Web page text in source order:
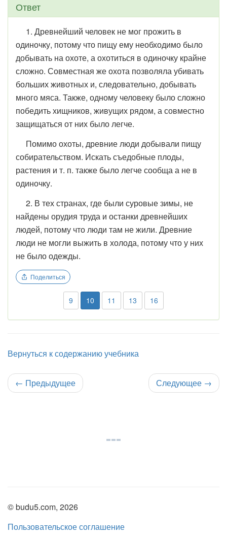
Ответ
1. Древнейший человек не мог прожить в
одиночку, потому что пищу ему необходимо было
добывать на охоте, а охотиться в одиночку крайне
сложно. Совместная же охота позволяла убивать
больших животных и, следовательно, добывать
много мяса. Также, одному человеку было сложно
победить хищников, живущих рядом, а совместно
защищаться от них было легче.
Помимо охоты, древние люди добывали пищу
собирательством. Искать съедобные плоды,
растения и т. п. также было легче сообща а не в
одиночку.
2. В тех странах, где были суровые зимы, не
найдены орудия труда и останки древнейших
людей, потому что люди там не жили. Древние
люди не могли выжить в холода, потому что у них
не было одежды.
Поделиться
9 10 11 13 16
Вернуться к содержанию учебника
← Предыдущее Следующее →
© budu5.com, 2026
Пользовательское соглашение